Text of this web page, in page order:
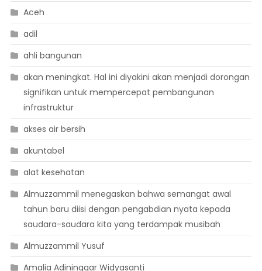
Aceh
adil
ahli bangunan
akan meningkat. Hal ini diyakini akan menjadi dorongan
signifikan untuk mempercepat pembangunan
infrastruktur
akses air bersih
akuntabel
alat kesehatan
Almuzzammil menegaskan bahwa semangat awal
tahun baru diisi dengan pengabdian nyata kepada
saudara-saudara kita yang terdampak musibah
Almuzzammil Yusuf
Amalia Adininggar Widyasanti